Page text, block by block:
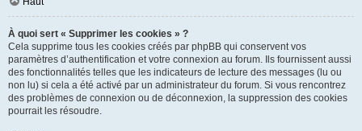
À quoi sert « Supprimer les cookies » ?
Cela supprime tous les cookies créés par phpBB qui conservent vos
paramètres d’authentification et votre connexion au forum. Ils fournissent aussi
des fonctionnalités telles que les indicateurs de lecture des messages (lu ou
non lu) si cela a été activé par un administrateur du forum. Si vous rencontrez
des problèmes de connexion ou de déconnexion, la suppression des cookies
pourrait les résoudre.